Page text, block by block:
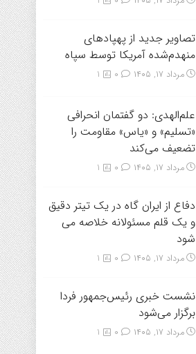
تصاویر جدید از پهپادهای
منهدم‌شده آمریکا توسط سپاه
مرداد ۱۷, ۱۴۰۵ 1
علم‌الهدی: دو گفتمان انحرافی
«تسلیم» و «یاس» مقاومت را
تضعیف می‌کند
مرداد ۱۷, ۱۴۰۵ 1
دفاع از ایران گاه در یک تیتر دقیق
و یک قلم مسئولانه خلاصه می
شود
مرداد ۱۷, ۱۴۰۵ 1
نشست خبری رئیس‌جمهور فردا
برگزار می‌شود
مرداد ۱۷, ۱۴۰۵ 1